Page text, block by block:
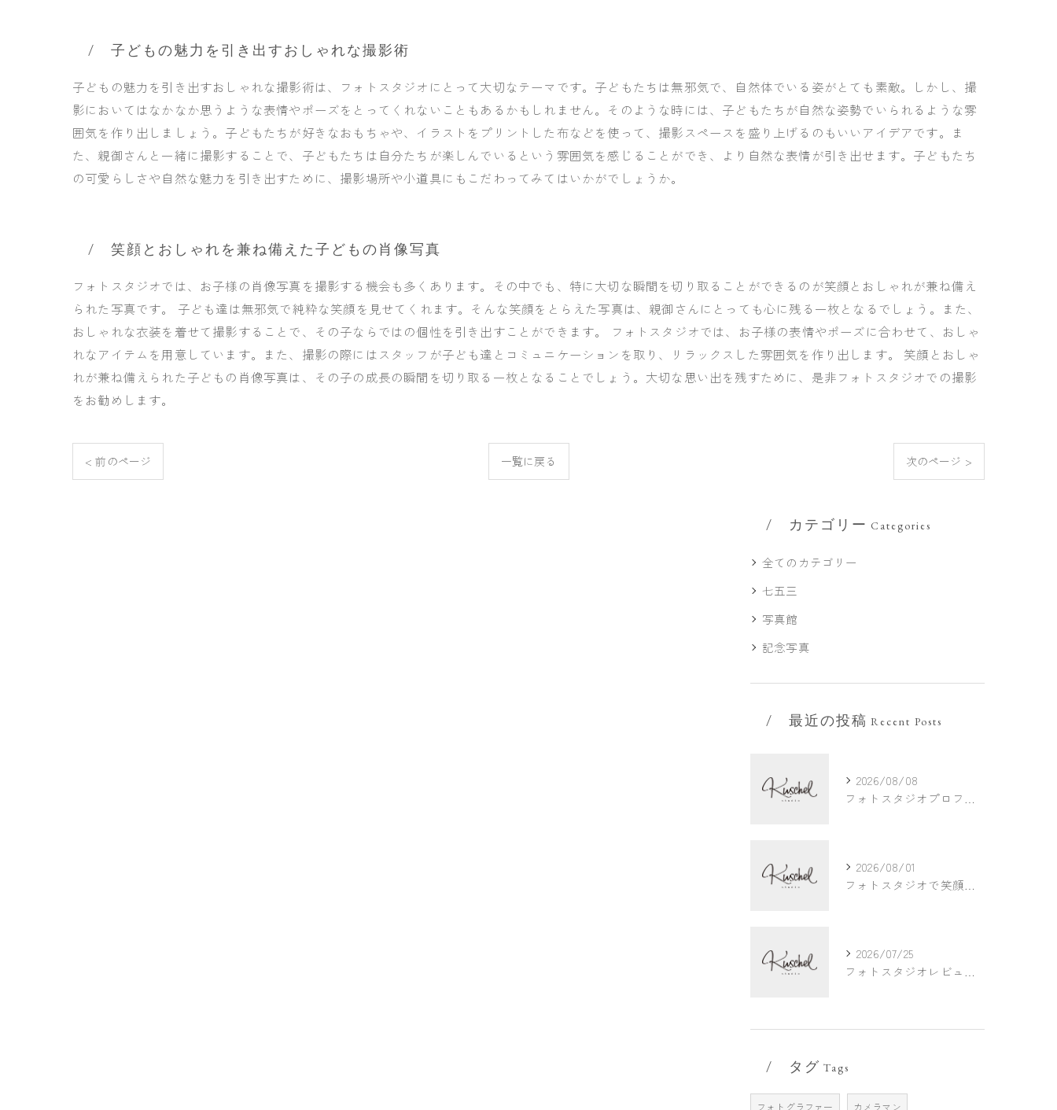
子どもの魅力を引き出すおしゃれな撮影術
子どもの魅力を引き出すおしゃれな撮影術は、フォトスタジオにとって大切なテーマです。子どもたちは無邪気で、自然体でいる姿がとても素敵。しかし、撮
影においてはなかなか思うような表情やポーズをとってくれないこともあるかもしれません。そのような時には、子どもたちが自然な姿勢でいられるような雰
囲気を作り出しましょう。子どもたちが好きなおもちゃや、イラストをプリントした布などを使って、撮影スペースを盛り上げるのもいいアイデアです。ま
た、親御さんと一緒に撮影することで、子どもたちは自分たちが楽しんでいるという雰囲気を感じることができ、より自然な表情が引き出せます。子どもたち
の可愛らしさや自然な魅力を引き出すために、撮影場所や小道具にもこだわってみてはいかがでしょうか。
笑顔とおしゃれを兼ね備えた子どもの肖像写真
フォトスタジオでは、お子様の肖像写真を撮影する機会も多くあります。その中でも、特に大切な瞬間を切り取ることができるのが笑顔とおしゃれが兼ね備え
られた写真です。 子ども達は無邪気で純粋な笑顔を見せてくれます。そんな笑顔をとらえた写真は、親御さんにとっても心に残る一枚となるでしょう。また、
おしゃれな衣装を着せて撮影することで、その子ならではの個性を引き出すことができます。 フォトスタジオでは、お子様の表情やポーズに合わせて、おしゃ
れなアイテムを用意しています。また、撮影の際にはスタッフが子ども達とコミュニケーションを取り、リラックスした雰囲気を作り出します。 笑顔とおしゃ
れが兼ね備えられた子どもの肖像写真は、その子の成長の瞬間を切り取る一枚となることでしょう。大切な思い出を残すために、是非フォトスタジオでの撮影
をお勧めします。
< 前のページ 一覧に戻る 次のページ >
カテゴリー Categories
全てのカテゴリー
七五三
写真館
記念写真
最近の投稿 Recent Posts
2026/08/08
フォトスタジオプロフィール撮影会で知っておきたい料金相場とルール徹底解説
2026/08/01
フォトスタジオで笑顔ショットが映える千葉県船橋市の家族写真撮影術
2026/07/25
フォトスタジオレビューでコスパと品質を比較し納得できる写真撮影を叶える方法
タグ Tags
フォトグラファー カメラマン